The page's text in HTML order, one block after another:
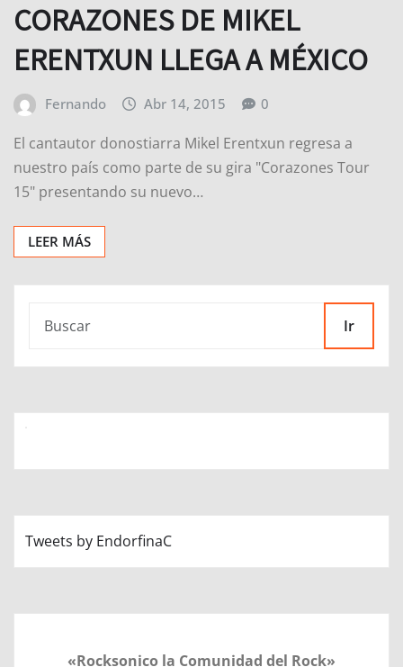
CORAZONES DE MIKEL
ERENTXUN LLEGA A MÉXICO
Fernando Abr 14, 2015 0
El cantautor donostiarra Mikel Erentxun regresa a
nuestro país como parte de su gira "Corazones Tour
15" presentando su nuevo…
LEER MÁS
Ir
Tweets by EndorfinaC
«Rocksonico la Comunidad del Rock»